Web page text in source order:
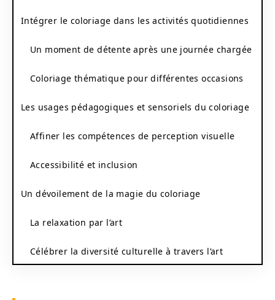
Intégrer le coloriage dans les activités quotidiennes
Un moment de détente après une journée chargée
Coloriage thématique pour différentes occasions
Les usages pédagogiques et sensoriels du coloriage
Affiner les compétences de perception visuelle
Accessibilité et inclusion
Un dévoilement de la magie du coloriage
La relaxation par l’art
Célébrer la diversité culturelle à travers l’art